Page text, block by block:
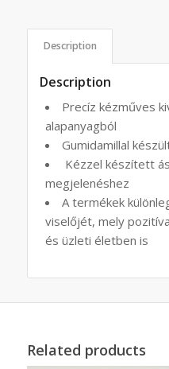
Description
Description
Precíz kézműves
alapanyagból
Gumidamillal
Kézzel készített
megjelenéshez
A termékek
viselőjét, mely
és üzleti életben is
Related products